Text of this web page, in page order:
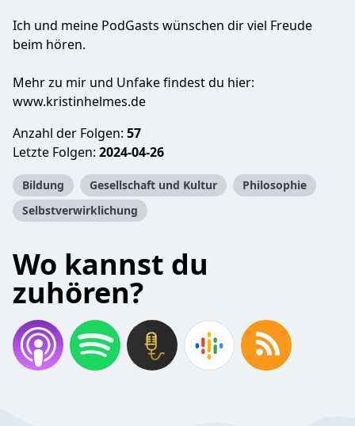
Ich und meine PodGasts wünschen dir viel Freude
beim hören.
Mehr zu mir und Unfake findest du hier:
www.kristinhelmes.de
Anzahl der Folgen: 57
Letzte Folgen: 2024-04-26
Bildung Gesellschaft und Kultur
Philosophie
Selbstverwirklichung
Wo kannst du
zuhören?